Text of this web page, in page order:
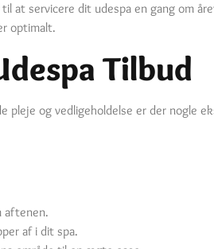
at servicere dit udespa en gang om
optimalt.
Tilbud
pleje og vedligeholdelse er der nogle
aftenen.
af i dit spa.